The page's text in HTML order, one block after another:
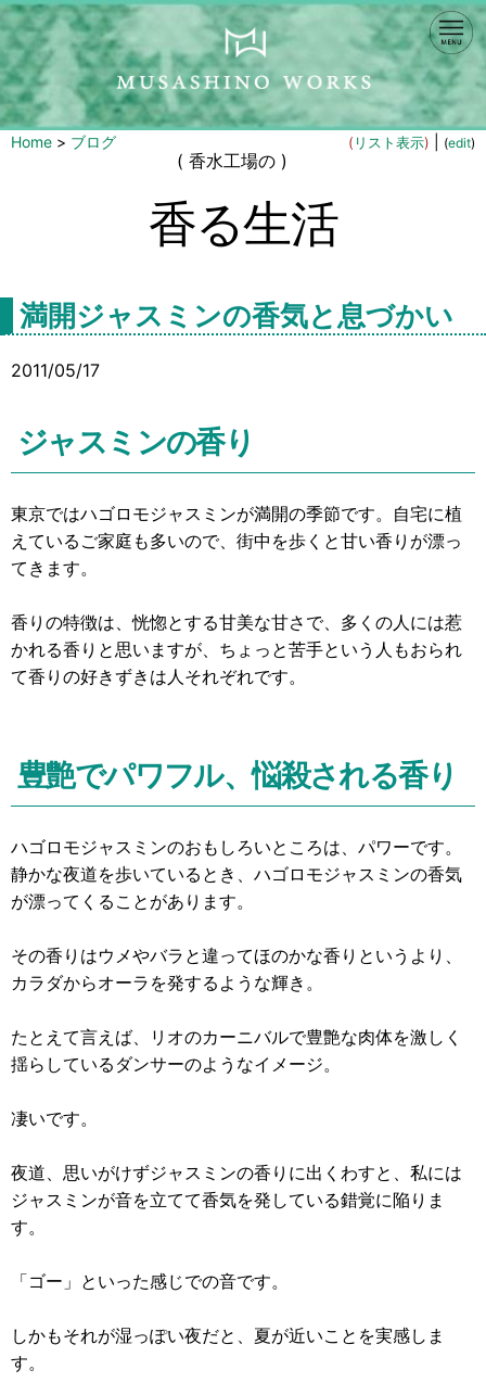
Home > ブログ ( リスト表示) (edit)
( 香水工場の )
香る生活
満開ジャスミンの香気と息づかい
2011/05/17
ジャスミンの香り
東京ではハゴロモジャスミンが満開の季節です。自宅に植
えているご家庭も多いので、街中を歩くと甘い香りが漂っ
てきます。
香りの特徴は、恍惚とする甘美な甘さで、多くの人には惹
かれる香りと思いますが、ちょっと苦手という人もおられ
て香りの好きずきは人それぞれです。
豊艶でパワフル、悩殺される香り
ハゴロモジャスミンのおもしろいところは、パワーです。
静かな夜道を歩いているとき、ハゴロモジャスミンの香気
が漂ってくることがあります。
その香りはウメやバラと違ってほのかな香りというより、
カラダからオーラを発するような輝き。
たとえて言えば、リオのカーニバルで豊艶な肉体を激しく
揺らしているダンサーのようなイメージ。
凄いです。
夜道、思いがけずジャスミンの香りに出くわすと、私には
ジャスミンが音を立てて香気を発している錯覚に陥りま
す。
「ゴー」といった感じでの音です。
しかもそれが湿っぽい夜だと、夏が近いことを実感しま
す。